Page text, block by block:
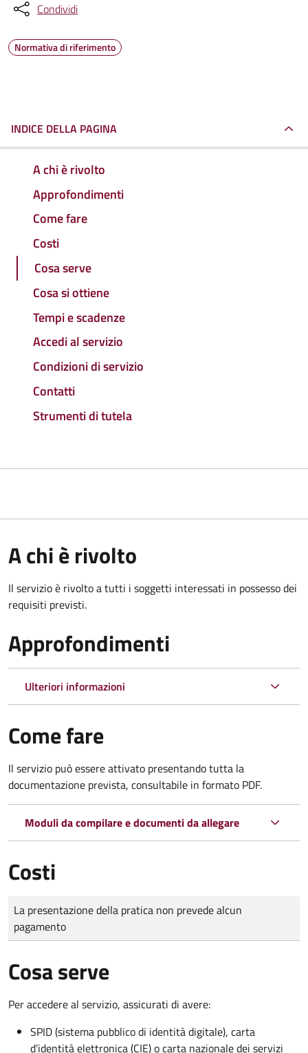
Condividi
Normativa di riferimento
INDICE DELLA PAGINA
A chi è rivolto
Approfondimenti
Come fare
Costi
Cosa serve
Cosa si ottiene
Tempi e scadenze
Accedi al servizio
Condizioni di servizio
Contatti
Strumenti di tutela
A chi è rivolto
Il servizio è rivolto a tutti i soggetti interessati in possesso dei
requisiti previsti.
Approfondimenti
Ulteriori informazioni
Come fare
Il servizio può essere attivato presentando tutta la
documentazione prevista, consultabile in formato PDF.
Moduli da compilare e documenti da allegare
Costi
Tipo di pagamento
Importo
La presentazione della pratica non prevede alcun
pagamento
Cosa serve
Per accedere al servizio, assicurati di avere:
SPID (sistema pubblico di identità digitale), carta
d’identità elettronica (CIE) o carta nazionale dei servizi